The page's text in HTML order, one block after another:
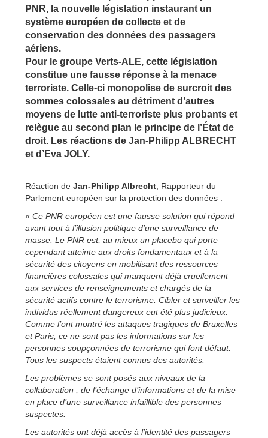
PNR, la nouvelle législation instaurant un
système européen de collecte et de
conservation des données des passagers
aériens.
Pour le groupe Verts-ALE, cette législation
constitue une fausse réponse à la menace
terroriste. Celle-ci monopolise de surcroit des
sommes colossales au détriment d’autres
moyens de lutte anti-terroriste plus probants et
relègue au second plan le principe de l’État de
droit. Les réactions de Jan-Philipp ALBRECHT
et d’Eva JOLY.
Réaction de Jan-Philipp Albrecht , Rapporteur du
Parlement européen sur la protection des données :
« Ce PNR européen est une fausse solution qui répond
avant tout à l’illusion politique d’une surveillance de
masse. Le PNR est, au mieux un placebo qui porte
cependant atteinte aux droits fondamentaux et à la
sécurité des citoyens en mobilisant des ressources
financières colossales qui manquent déjà cruellement
aux services de renseignements et chargés de la
sécurité actifs contre le terrorisme. Cibler et surveiller les
individus réellement dangereux eut été plus judicieux.
Comme l’ont montré les attaques tragiques de Bruxelles
et Paris, ce ne sont pas les informations sur les
personnes soupçonnées de terrorisme qui font défaut.
Tous les suspects étaient connus des autorités.
Les problèmes se sont posés aux niveaux de la
collaboration , de l’échange d’informations et de la mise
en place d’une surveillance infaillible des personnes
suspectes.
Les autorités ont déjà accès à l’identité des passagers